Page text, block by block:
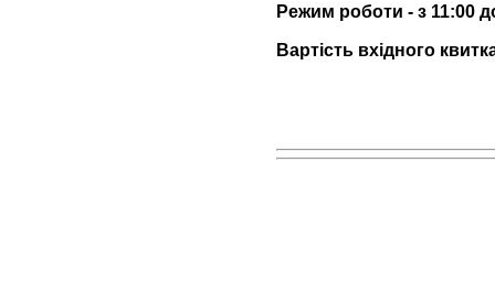
Режим роботи - з 11:00
Вартість вхідного